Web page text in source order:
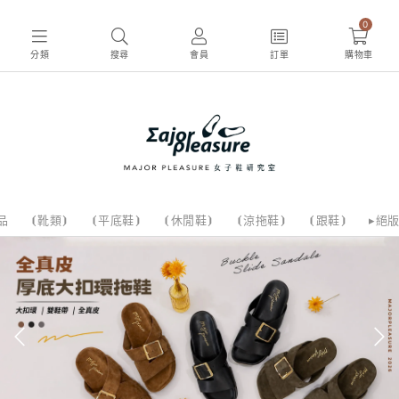
分類 搜尋 會員 訂單
0
購物車
⦗靴類⦘ ⦗平底鞋⦘ ⦗休閒鞋⦘ ⦗涼拖鞋⦘ ⦗跟鞋⦘ ▸絕